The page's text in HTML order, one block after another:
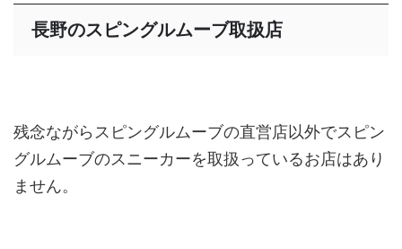
長野のスピングルムーブ取扱店
残念ながらスピングルムーブの直営店以外でスピン
グルムーブのスニーカーを取扱っているお店はあり
ません。